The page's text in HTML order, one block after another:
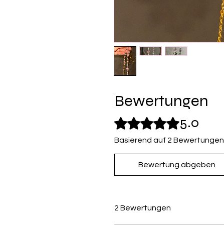
Bewertungen
Mit 5 von 5 Sternen bewertet.
5.0
Basierend auf 2 Bewertungen
Bewertung abgeben
2 Bewertungen